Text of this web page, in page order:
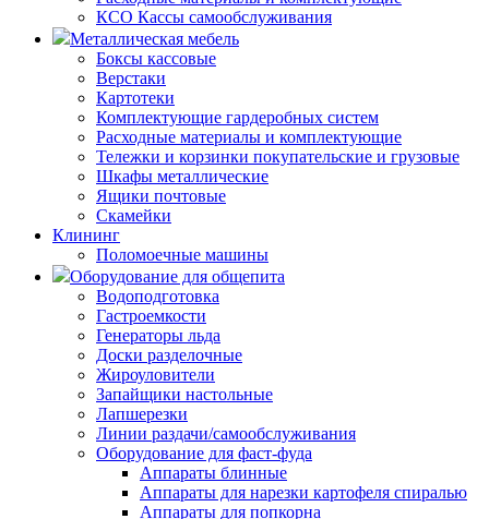
КСО Кассы самообслуживания
Металлическая мебель
Боксы кассовые
Верстаки
Картотеки
Комплектующие гардеробных систем
Расходные материалы и комплектующие
Тележки и корзинки покупательские и грузовые
Шкафы металлические
Ящики почтовые
Скамейки
Клининг
Поломоечные машины
Оборудование для общепита
Водоподготовка
Гастроемкости
Генераторы льда
Доски разделочные
Жироуловители
Запайщики настольные
Лапшерезки
Линии раздачи/самообслуживания
Оборудование для фаст-фуда
Аппараты блинные
Аппараты для нарезки картофеля спиралью
Аппараты для попкорна